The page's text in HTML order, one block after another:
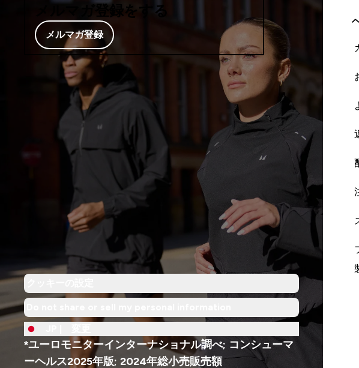
メルマガ登録をする
メルマガ登録
*ユーロモニターインターナショナル調べ; コンシューマ
ーヘルス2025年版; 2024年総小売販売額